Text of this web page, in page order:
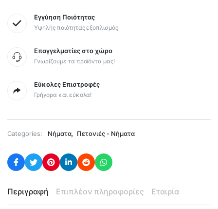
Εγγύηση Ποιότητας
Υψηλής ποιότητας εξοπλισμός
Επαγγελματίες στο χώρο
Γνωρίζουμε τα προϊόντα μας!
Εύκολες Επιστροφές
Γρήγορα και εύκολα!
Categories: Νήματα, Πετονιές - Νήματα
Περιγραφή Επιπλέον πληροφορίες Εταιρία